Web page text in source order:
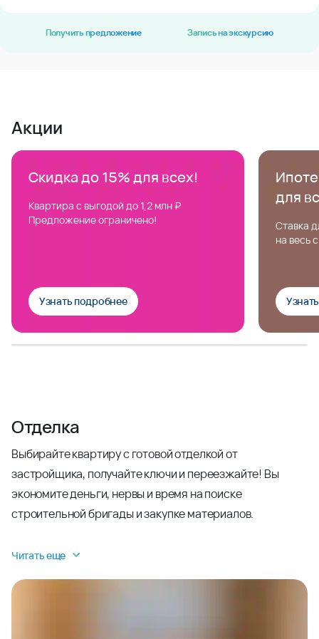
Получить предложение Запись на экскурсию
Акции
Скидка до 15% для всех!
Квартира с выгодой до 1,2 млн ₽
Предложение ограничено!
Узнать подробнее
для
Ставка
на весь
Отделка
Выбирайте квартиру с готовой отделкой от
застройщика, получайте ключи и переезжайте! Вы
экономите деньги, нервы и время на поиске
строительной бригады и закупке материалов.
Читать еще